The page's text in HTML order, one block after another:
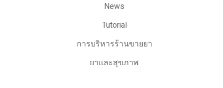
News
Tutorial
การบริหารร้านขายยา
ยาและสุขภาพ